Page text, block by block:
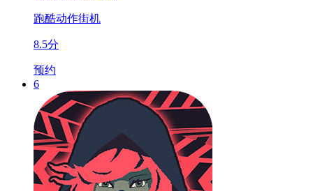
跑酷动作街机
8.5分
预约
6